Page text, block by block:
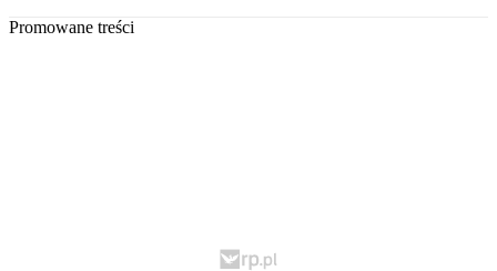
Promowane treści